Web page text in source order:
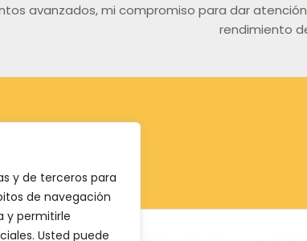
y de terceros para
de navegación
y permitirle
Usted puede
avanzados, mi compromiso para dar
rendimiento